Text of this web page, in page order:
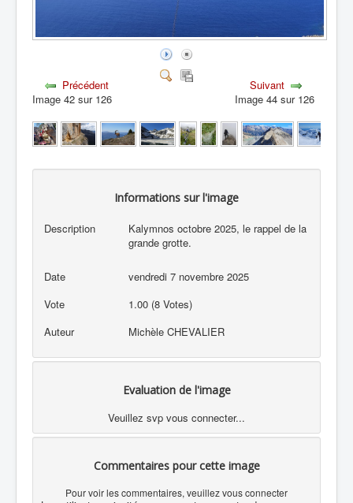
Précédent
Image 42 sur 126
Suivant
Image 44 sur 126
Informations sur l'image
Description
Kalymnos octobre 2025, le rappel de la
grande grotte.
Date
vendredi 7 novembre 2025
Vote
1.00 (8 Votes)
Auteur
Michèle CHEVALIER
Evaluation de l'image
Veuillez svp vous connecter...
Commentaires pour cette image
Pour voir les commentaires, veuillez vous connecter